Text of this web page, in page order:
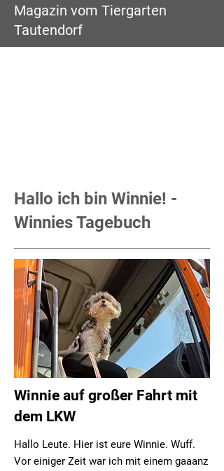
Magazin vom Tiergarten
Tautendorf
Hallo ich bin Winnie! -
Winnies Tagebuch
Winnie auf großer Fahrt mit
dem LKW
Hallo Leute. Hier ist eure Winnie. Wuff.
Vor einiger Zeit war ich mit einem gaaanz